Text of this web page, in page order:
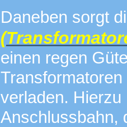
Daneben sorgt
einen regen
verladen.
Anschlussbahn,